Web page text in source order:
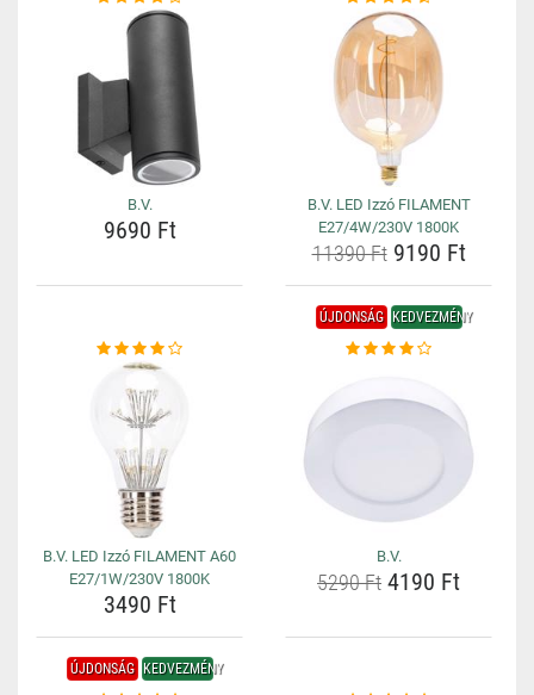
B.V.
9690 Ft
B.V. LED Izzó FILAMENT
E27/4W/230V 1800K
11390 Ft9190 Ft
B.V. LED Izzó FILAMENT A60
E27/1W/230V 1800K
3490 Ft
ÚJDONSÁG KEDVEZMÉNY
B.V.
5290 Ft 4190 Ft
ÚJDONSÁG KEDVEZMÉNY